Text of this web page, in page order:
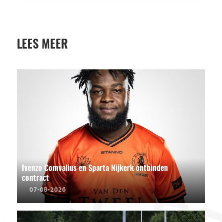
LEES MEER
Ivenzo Comvalius en Sparta Nijkerk ontbinden
contract
07-08-2026